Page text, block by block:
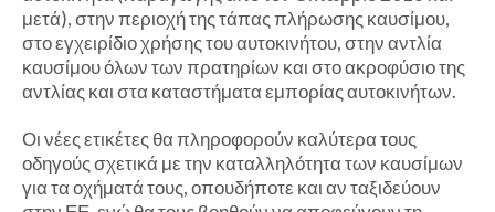
μετά), στην περιοχή της τάπας πλήρωσης καυσίμου,
στο εγχειρίδιο χρήσης του αυτοκινήτου, στην αντλία
καυσίμου όλων των πρατηρίων και στο ακροφύσιο της
αντλίας και στα καταστήματα εμπορίας αυτοκινήτων.
Οι νέες ετικέτες θα πληροφορούν καλύτερα τους
οδηγούς σχετικά με την καταλληλότητα των καυσίμων
για τα οχήματά τους, οπουδήποτε και αν ταξιδεύουν